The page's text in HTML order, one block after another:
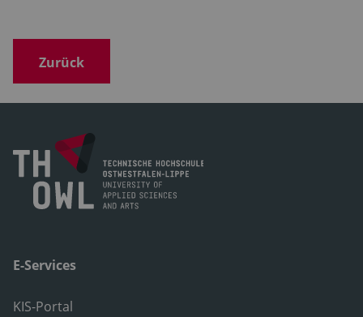
Zurück
E-Services
KIS-Portal